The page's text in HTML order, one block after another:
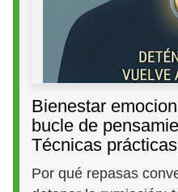
Bienestar
bucle de
Técnicas prácticas
Por qué repasas